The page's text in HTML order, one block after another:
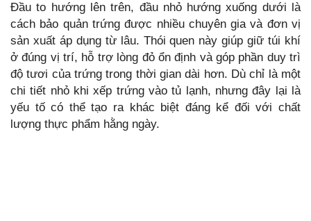
Đầu to hướng lên trên, đầu nhỏ hướng xuống dưới là
cách bảo quản trứng được nhiều chuyên gia và đơn vị
sản xuất áp dụng từ lâu. Thói quen này giúp giữ túi khí
ở đúng vị trí, hỗ trợ lòng đỏ ổn định và góp phần duy trì
độ tươi của trứng trong thời gian dài hơn. Dù chỉ là một
chi tiết nhỏ khi xếp trứng vào tủ lạnh, nhưng đây lại là
yếu tố có thể tạo ra khác biệt đáng kể đối với chất
lượng thực phẩm hằng ngày.